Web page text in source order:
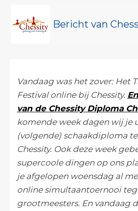
Bericht van
Vandaag was het zover: Het
Festival online bij Chessity.
van de Chessity Diploma
komende week dagen wij je
(volgende) schaakdiploma
Chessity. Ook deze week
supercoole dingen op ons
je afgelopen woensdag al
online simultaantoernooi
grootmeesters. En vandaag